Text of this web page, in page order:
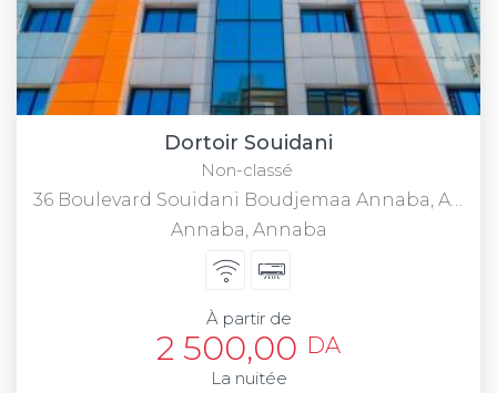
Dortoir Souidani
Non-classé
36 Boulevard Souidani Boudjemaa Annaba, Algèrie
Annaba, Annaba
À partir de
2 500,00 DA
La nuitée